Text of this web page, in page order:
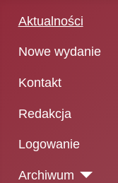
Aktualności
Nowe wydanie
Kontakt
Redakcja
Logowanie
Archiwum